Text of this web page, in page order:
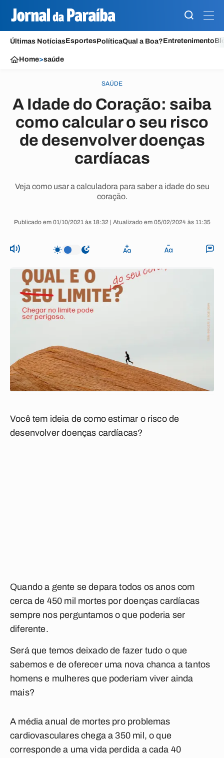
Últimas NotíciasEsportesPolíticaQual a Boa?Entretenimento
Home>saúde
SAÚDE
A Idade do Coração: saiba
como calcular o seu risco
de desenvolver doenças
cardíacas
Veja como usar a calculadora para saber a idade do seu
coração.
Publicado em 01/10/2021 às 18:32 | Atualizado em 05/02/2024 às 11:35
Você tem ideia de como estimar o risco de
desenvolver doenças cardíacas?
Quando a gente se depara todos os anos com
cerca de 450 mil mortes por doenças cardíacas
sempre nos perguntamos o que poderia ser
diferente.
Será que temos deixado de fazer tudo o que
sabemos e de oferecer uma nova chanca a tantos
homens e mulheres que poderiam viver ainda
mais?
A média anual de mortes pro problemas
cardiovasculares chega a 350 mil, o que
corresponde a uma vida perdida a cada 40